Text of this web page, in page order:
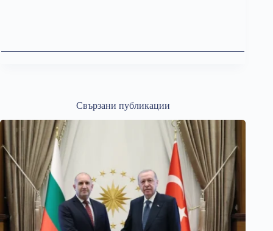
Свързани публикации